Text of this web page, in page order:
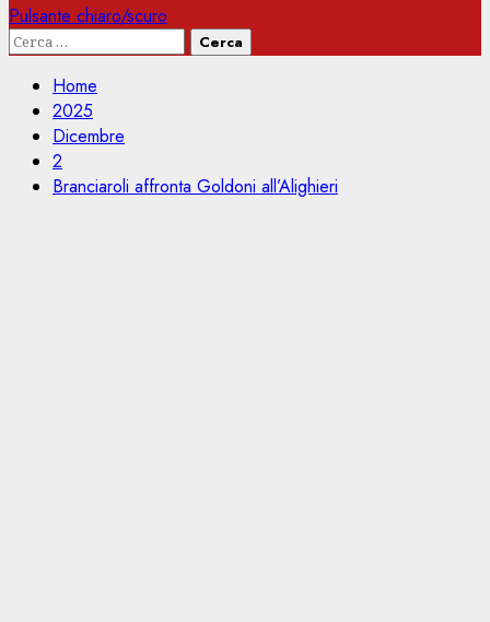
Pulsante chiaro/scuro
Ricerca
Home
2025
Dicembre
2
Branciaroli affronta Goldoni all’Alighieri